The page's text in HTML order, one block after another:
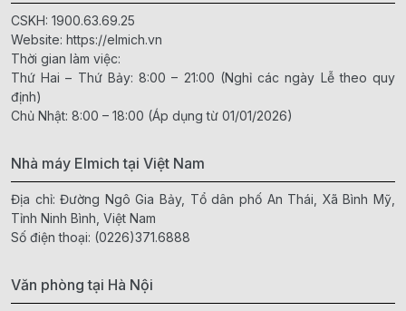
CSKH: 1900.63.69.25
Website: https://elmich.vn
Thời gian làm việc:
Thứ Hai – Thứ Bảy: 8:00 – 21:00 (Nghỉ các ngày Lễ theo quy
định)
Chủ Nhật: 8:00 – 18:00 (Áp dụng từ 01/01/2026)
Nhà máy Elmich tại Việt Nam
Địa chỉ: Đường Ngô Gia Bảy, Tổ dân phố An Thái, Xã Bình Mỹ,
Tỉnh Ninh Bình, Việt Nam
Số điện thoại: (0226)371.6888
Văn phòng tại Hà Nội